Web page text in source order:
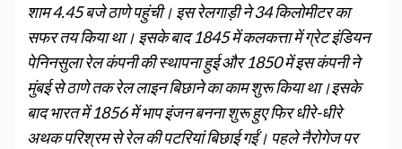
शाम 4.45 बजे ठाणे पहुंची। इस रेलगाड़ी ने 34 किलोमीटर का
सफर तय किया था। इसके बाद 1845 में कलकत्ता में ग्रेट इंडियन
पेनिनसुला रेल कंपनी की स्थापना हुई और 1850 में इस कंपनी ने
मुंबई से ठाणे तक रेल लाइन बिछाने का काम शुरू किया था।इसके
बाद भारत में 1856 में भाप इंजन बनना शुरू हुए फिर धीरे-धीरे
अथक परिश्रम से रेल की पटरियां बिछाई गईं। पहले नैरोगेज पर